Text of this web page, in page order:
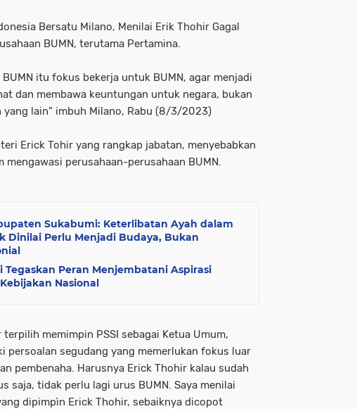
Bersatu Milano, Menilai Erik Thohir Gagal
BUMN, terutama Pertamina.
itu fokus bekerja untuk BUMN, agar menjadi
dan membawa keuntungan untuk negara, bukan
yang lain” imbuh Milano, Rabu (8/3/2023)
Erick Tohir yang rangkap jabatan, menyebabkan
mengawasi perusahaan-perusahaan BUMN.
Sukabumi: Keterlibatan Ayah dalam
Dinilai Perlu Menjadi Budaya, Bukan
Tegaskan Peran Menjembatani Aspirasi
Nasional
memimpin PSSI sebagai Ketua Umum,
persoalan segudang yang memerlukan fokus luar
pembenaha. Harusnya Erick Thohir kalau sudah
saja, tidak perlu lagi urus BUMN. Saya menilai
dipimpìn Erick Thohir, sebaiknya dicopot